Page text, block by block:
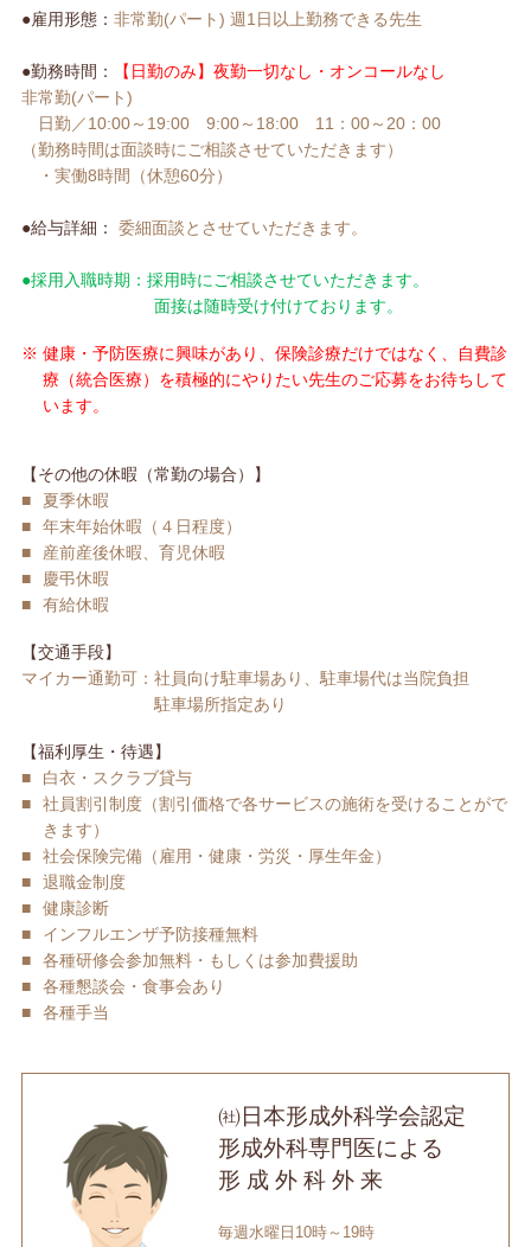
●雇用形態： 非常勤(パート) 週1日以上勤務できる先生
●勤務時間：
【日勤のみ】夜勤一切なし・オンコールなし
非常勤(パート)
日勤／10:00～19:00 9:00～18:00 11：00～20：00
（勤務時間は面談時にご相談させていただきます）
・実働8時間（休憩60分）
●給与詳細： 委細面談とさせていただきます。
●採用入職時期：採用時にご相談させていただきます。
面接は随時受け付けております。
※ 健康・予防医療に興味があり、保険診療だけではなく、自費診
療（統合医療）を積極的にやりたい先生のご応募をお待ちして
います。
【その他の休暇（常勤の場合）】
■
夏季休暇
■
年末年始休暇（４日程度）
■
産前産後休暇、育児休暇
■
慶弔休暇
■
有給休暇
【交通手段】
マイカー通勤可：社員向け駐車場あり、駐車場代は当院負担
駐車場所指定あり
【福利厚生・待遇】
■
白衣・スクラブ貸与
■
社員割引制度（割引価格で各サービスの施術を受けることがで
きます）
■
社会保険完備（雇用・健康・労災・厚生年金）
■
退職金制度
■
健康診断
■
インフルエンザ予防接種無料
■
各種研修会参加無料・もしくは参加費援助
■
各種懇談会・食事会あり
■
各種手当
㈳日本形成外科学会認定
形成外科専門医による
形 成 外 科 外 来
毎週水曜日10時～19時